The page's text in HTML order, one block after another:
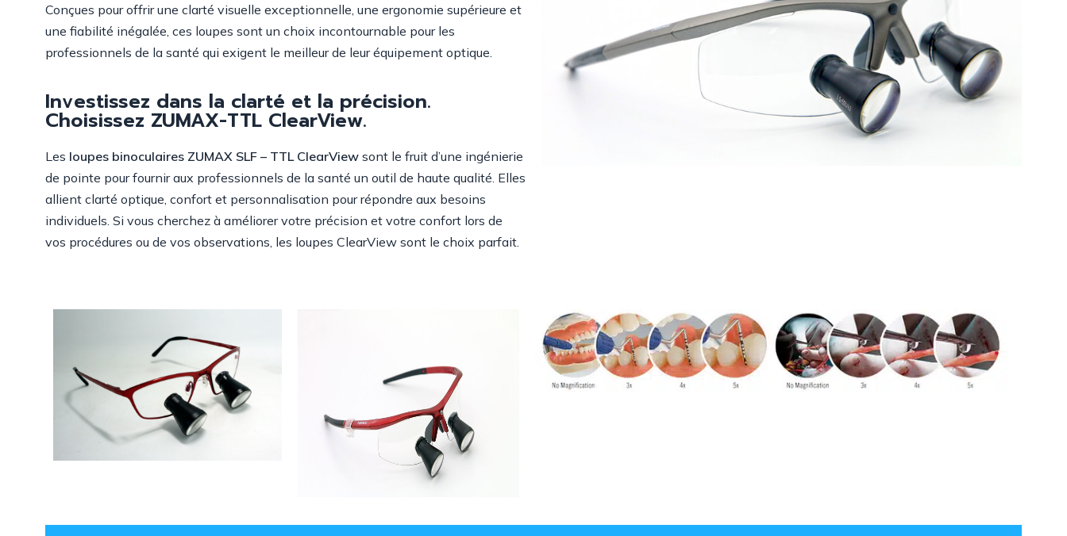
Conçues pour offrir une clarté visuelle exceptionnelle, une ergonomie supérieure et
une fiabilité inégalée, ces loupes sont un choix incontournable pour les
professionnels de la santé qui exigent le meilleur de leur équipement optique.
Investissez dans la clarté et la précision.
Choisissez ZUMAX-TTL ClearView.
Les loupes binoculaires ZUMAX SLF – TTL ClearView sont le fruit d’une ingénierie
de pointe pour fournir aux professionnels de la santé un outil de haute qualité. Elles
allient clarté optique, confort et personnalisation pour répondre aux besoins
individuels. Si vous cherchez à améliorer votre précision et votre confort lors de
vos procédures ou de vos observations, les loupes ClearView sont le choix parfait.